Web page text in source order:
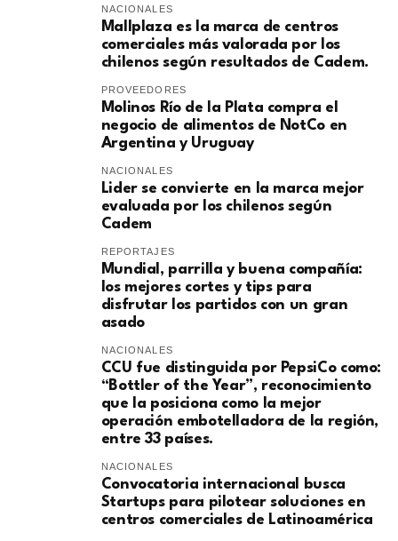
NACIONALES
Mallplaza es la marca de centros
comerciales más valorada por los
chilenos según resultados de Cadem.
PROVEEDORES
Molinos Río de la Plata compra el
negocio de alimentos de NotCo en
Argentina y Uruguay
NACIONALES
Lider se convierte en la marca mejor
evaluada por los chilenos según
Cadem
REPORTAJES
Mundial, parrilla y buena compañía:
los mejores cortes y tips para
disfrutar los partidos con un gran
asado
NACIONALES
CCU fue distinguida por PepsiCo como:
“Bottler of the Year”, reconocimiento
que la posiciona como la mejor
operación embotelladora de la región,
entre 33 países.
NACIONALES
Convocatoria internacional busca
Startups para pilotear soluciones en
centros comerciales de Latinoamérica